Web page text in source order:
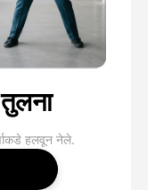
हलवून नेले.